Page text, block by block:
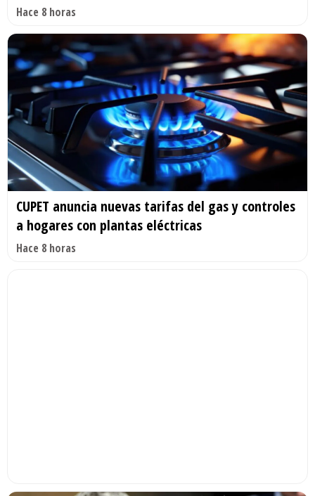
Hace 8 horas
CUPET anuncia nuevas tarifas del gas y controles
a hogares con plantas eléctricas
Hace 8 horas